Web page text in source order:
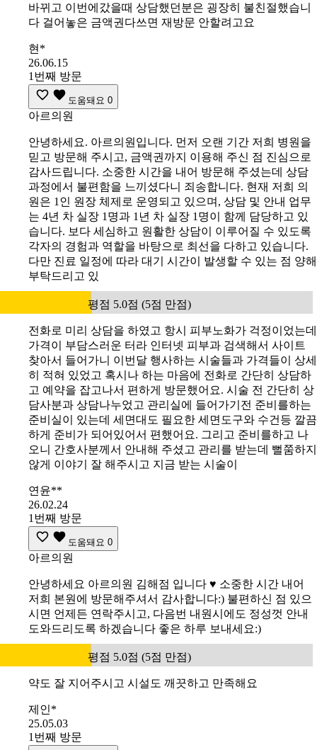
바뀌고 이번에갔을때 상담했던분은 굉장히 불친절했습니
다 걸어놓은 금액권다쓰면 재방문 안할려고요
현*
26.06.15
1번째 방문
도움돼요 0
아르의원
안녕하세요. 아르의원입니다. 먼저 오랜 기간 저희 병원을
믿고 방문해 주시고, 금액권까지 이용해 주신 점 진심으로
감사드립니다. 소중한 시간을 내어 방문해 주셨는데 상담
과정에서 불편함을 느끼셨다니 죄송합니다. 현재 저희 의
원은 1인 원장 체제로 운영되고 있으며, 상담 및 안내 업무
는 4년 차 실장 1명과 1년 차 실장 1명이 함께 담당하고 있
습니다. 보다 세심하고 원활한 상담이 이루어질 수 있도록
각자의 경험과 역할을 바탕으로 최선을 다하고 있습니다.
다만 진료 일정에 따라 대기 시간이 발생할 수 있는 점 양해
부탁드리고 있
평점 5.0점 (5점 만점)
전화로 미리 상담을 하였고 항시 피부노화가 걱정이었는데
가격이 부담스러운 터라 인터넷 피부과 검색해서 사이트
찾아서 들어가니 이번달 행사하는 시술들과 가격들이 상세
히 적혀 있었고 혹시나 하는 마음에 전화로 간단히 상담하
고 예약을 잡고나서 편하게 방문했어요. 시술 전 간단히 상
담사분과 상담나누었고 관리실에 들어가기전 준비를하는
준비실이 있는데 세면대도 필요한 세면도구와 수건등 깔끔
하게 준비가 되어있어서 편했어요. 그리고 준비를하고 나
오니 간호사분께서 안내해 주셨고 관리를 받는데 뻘쭘하지
않게 이야기 잘 해주시고 지금 받는 시술이
연윤**
26.02.24
1번째 방문
도움돼요 0
아르의원
안녕하세요 아르의원 김해점 입니다 ♥️ 소중한 시간 내어
저희 본원에 방문해주셔서 감사합니다:) 불편하신 점 있으
시면 언제든 연락주시고, 다음번 내원시에도 정성껏 안내
도와드리도록 하겠습니다 좋은 하루 보내세요:)
평점 5.0점 (5점 만점)
약도 잘 지어주시고 시설도 깨끗하고 만족해요
제인*
25.05.03
1번째 방문